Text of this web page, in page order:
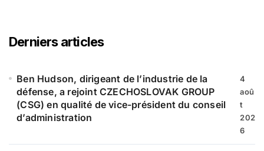
r
c
e
Derniers articles
Ben Hudson, dirigeant de l’industrie de la
défense, a rejoint CZECHOSLOVAK GROUP
(CSG) en qualité de vice-président du conseil
d’administration
4
aoû
t
202
6